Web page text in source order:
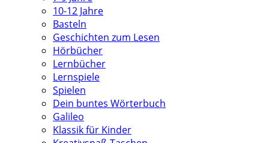
10-12 Jahre
Basteln
Geschichten zum Lesen
Hörbücher
Lernbücher
Lernspiele
Spielen
Dein buntes Wörterbuch
Galileo
Klassik für Kinder